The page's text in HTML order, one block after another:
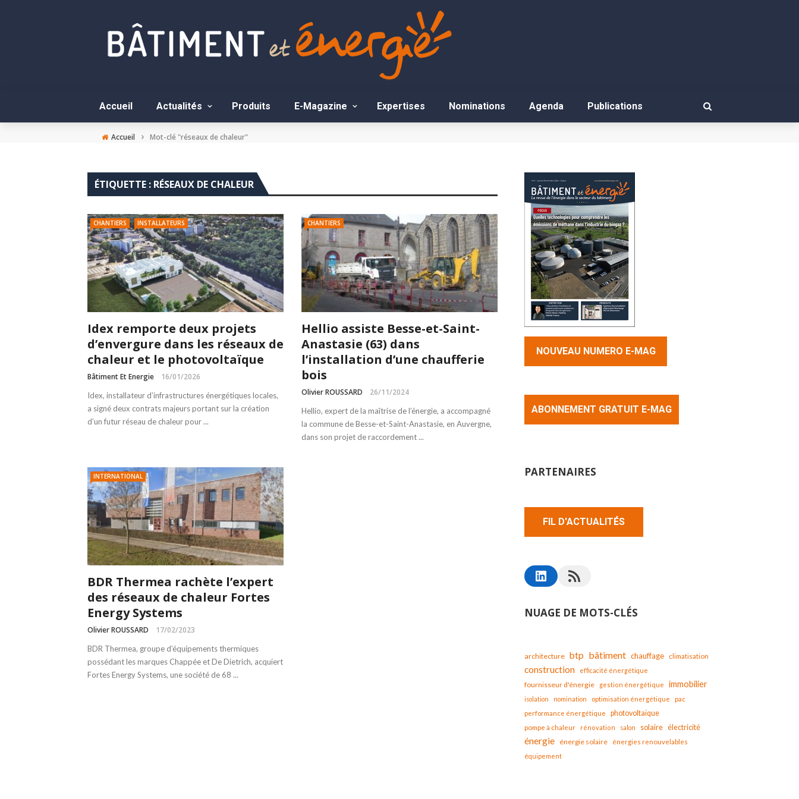
Accueil Actualités Produits E-Magazine Expertises Nominations Agenda Publications
Accueil › Mot-clé "réseaux de chaleur"
ÉTIQUETTE : RÉSEAUX DE CHALEUR
CHANTIERS INSTALLATEURS
Idex remporte deux projets
d’envergure dans les réseaux de
chaleur et le photovoltaïque
Bâtiment Et Energie 16/01/2026
Idex, installateur d’infrastructures énergétiques locales,
a signé deux contrats majeurs portant sur la création
d’un futur réseau de chaleur pour ...
CHANTIERS
Hellio assiste Besse-et-Saint-
Anastasie (63) dans
l’installation d’une chaufferie
bois
Olivier ROUSSARD 26/11/2024
Hellio, expert de la maîtrise de l’énergie, a accompagné
la commune de Besse-et-Saint-Anastasie, en Auvergne,
dans son projet de raccordement ...
INTERNATIONAL
BDR Thermea rachète l’expert
des réseaux de chaleur Fortes
Energy Systems
Olivier ROUSSARD 17/02/2023
BDR Thermea, groupe d’équipements thermiques
possédant les marques Chappée et De Dietrich, acquiert
Fortes Energy Systems, une société de 68 ...
NOUVEAU NUMERO E-MAG
ABONNEMENT GRATUIT E-MAG
PARTENAIRES
FIL D'ACTUALITÉS
NUAGE DE MOTS-CLÉS
architecture btp bâtiment chauffage climatisation
construction efficacité énergétique
fournisseur d'énergie gestion énergétique immobilier
isolation nomination optimisation énergétique
pac
performance énergétique
photovoltaïque
pompe à chaleur rénovation salon solaire électricité
énergie énergie solaire
énergies renouvelables
équipement